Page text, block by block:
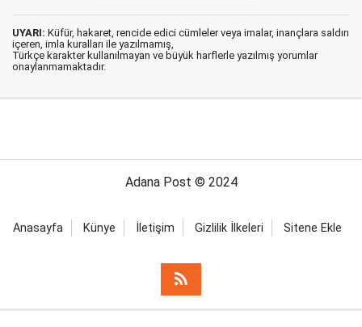
UYARI: Küfür, hakaret, rencide edici cümleler veya imalar, inançlara saldırı
içeren, imla kuralları ile yazılmamış,
Türkçe karakter kullanılmayan ve büyük harflerle yazılmış yorumlar
onaylanmamaktadır.
Adana Post © 2024
Anasayfa Künye İletişim Gizlilik İlkeleri Sitene Ekle